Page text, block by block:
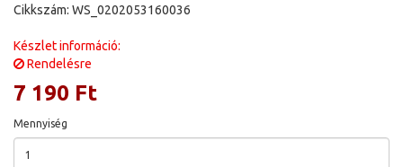
Cikkszám: WS_0202053160036
Készlet információ:
Rendelésre
7 190 Ft
Mennyiség